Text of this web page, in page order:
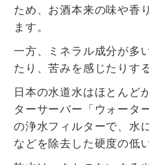
ため、お酒本来の味や香
ます。
一方、ミネラル成分が多
たり、苦みを感じたりす
日本の水道水はほとんど
ターサーバー「ウォータ
の浄水フィルターで、水
などを除去した硬度の低